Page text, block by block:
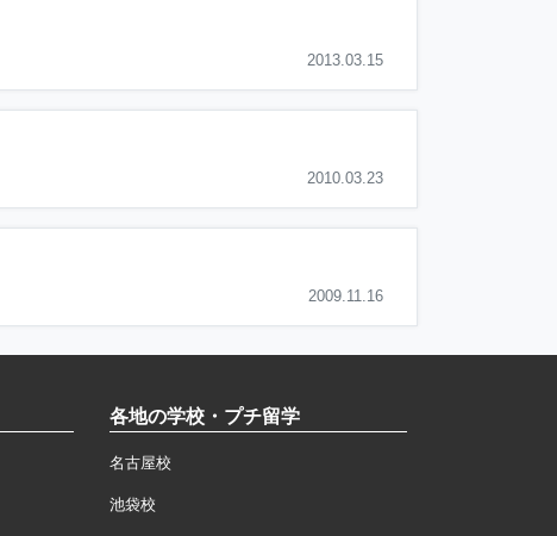
2013.03.15
2010.03.23
2009.11.16
各地の学校・プチ留学
名古屋校
池袋校